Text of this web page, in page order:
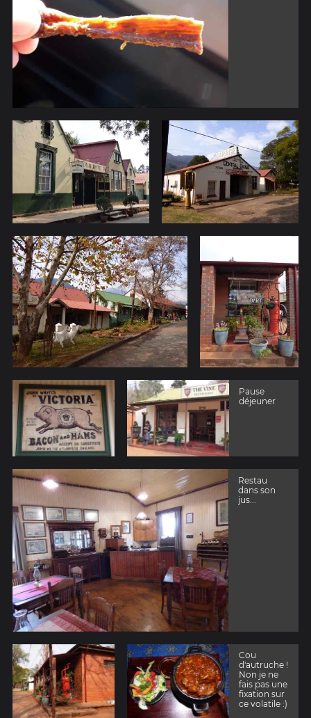
Pause
déjeuner
Restau
dans son
jus...
Cou
d'autruche !
Non je ne
fais pas une
fixation sur
ce volatile :)